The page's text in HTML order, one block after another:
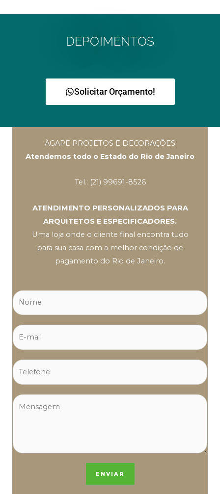
DEPOIMENTOS
Solicitar Orçamento!
ÀGAPE PROJETOS E DECORAÇÕES
Atendemos todo o Estado do Rio de Janeiro
Tel.: (21) 99691-8526
ATENDIMENTO PERSONALIZADOS PARA
ARQUITETOS E ESPECIFICADORES.
Uma loja onde o cliente final encontra tudo
para sua casa com a melhor condição de
pagamento do Rio de Janeiro.
ENVIAR